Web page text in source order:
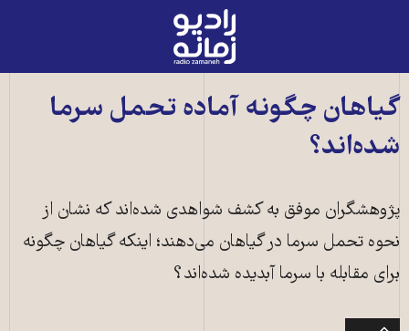
رادیو
زمانه
به
صفحه
گیاهان چگونه آماده تحمل سرما
شده‌اند؟
پژوهشگران موفق به کشف شواهدی شده‌اند که نشان از
نحوه تحمل سرما در گیاهان می‌دهند؛ اینکه گیاهان چگونه
برای مقابله با سرما آبدیده شده‌اند؟